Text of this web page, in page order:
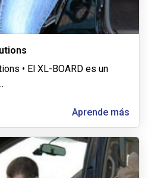
• El XL-BOARD es un
Aprende más